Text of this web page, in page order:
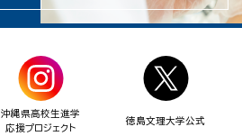
沖縄県高校生進学
応援プロジェクト
徳島文理大学公式